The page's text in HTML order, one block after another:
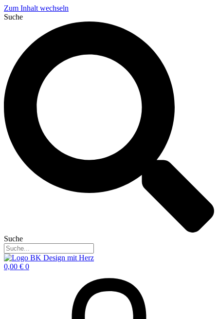
Zum Inhalt wechseln
Suche
Suche
0,00 € 0